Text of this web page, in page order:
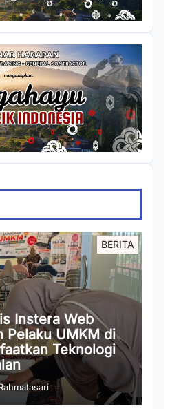
BERITA
Instera Web
Pelaku UMKM di
Teknologi